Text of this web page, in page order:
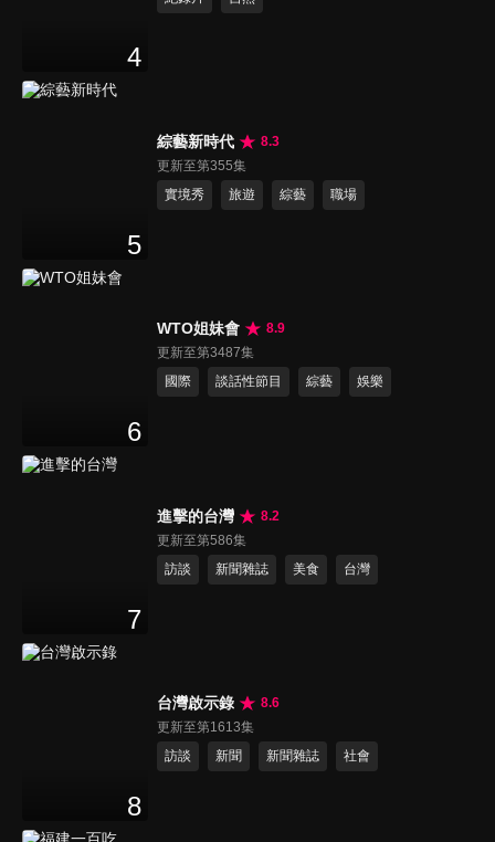
4
5
綜藝新時代
8.3
更新至第355集
實境秀
旅遊 綜藝 職場
6
WTO姐妹會
8.9
更新至第3487集
國際
談話性節目 綜藝 娛樂
7
進擊的台灣
8.2
更新至第586集
訪談
新聞雜誌 美食 台灣
8
台灣啟示錄
8.6
更新至第1613集
訪談
新聞 新聞雜誌 社會